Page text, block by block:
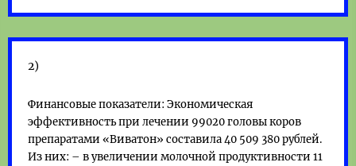
2)
Финансовые показатели: Экономическая
эффективность при лечении 99020 головы коров
препаратами «Виватон» составила 40 509 380 рублей.
Из них: – в увеличении молочной продуктивности 11